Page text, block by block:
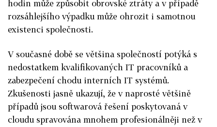
hodin může způsobit obrovské ztráty a v případě
rozsáhlejšího výpadku může ohrozit i samotnou
existenci společnosti.
V současné době se většina společností potýká s
nedostatkem kvalifikovaných IT pracovníků a
zabezpečení chodu interních IT systémů.
Zkušenosti jasně ukazují, že v naprosté většině
případů jsou softwarová řešení poskytovaná v
cloudu spravována mnohem profesionálněji než v